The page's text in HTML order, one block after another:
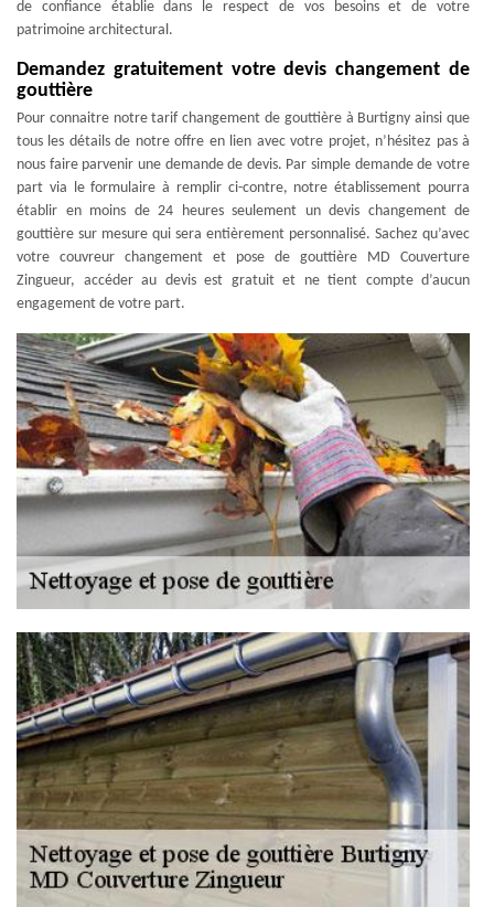
de confiance établie dans le respect de vos besoins et de votre
patrimoine architectural.
Demandez gratuitement votre devis changement de
gouttière
Pour connaitre notre tarif changement de gouttière à Burtigny ainsi que
tous les détails de notre offre en lien avec votre projet, n’hésitez pas à
nous faire parvenir une demande de devis. Par simple demande de votre
part via le formulaire à remplir ci-contre, notre établissement pourra
établir en moins de 24 heures seulement un devis changement de
gouttière sur mesure qui sera entièrement personnalisé. Sachez qu’avec
votre couvreur changement et pose de gouttière MD Couverture
Zingueur, accéder au devis est gratuit et ne tient compte d’aucun
engagement de votre part.